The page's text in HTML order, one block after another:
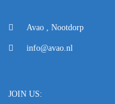
Avao , Nootdorp
info@avao.nl
JOIN US: